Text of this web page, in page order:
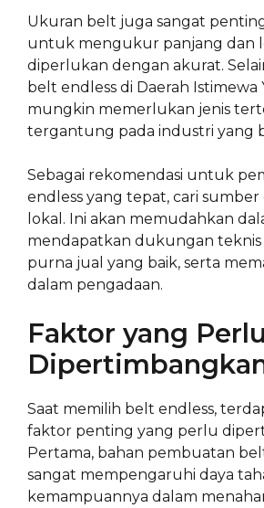
Ukuran belt juga sangat
untuk mengukur panjang dan
diperlukan dengan akurat.
belt endless di Daerah Istimewa
mungkin memerlukan jenis
tergantung pada industri yang
Sebagai rekomendasi untuk
endless yang tepat, cari sumber
lokal. Ini akan memudahkan
mendapatkan dukungan teknis
purna jual yang baik, serta
dalam pengadaan.
Faktor yang Perlu
Saat memilih belt endless,
faktor penting yang perlu
Pertama, bahan pembuatan
sangat mempengaruhi daya
kemampuannya dalam